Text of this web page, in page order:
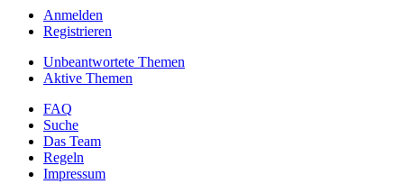
Anmelden
Registrieren
Unbeantwortete Themen
Aktive Themen
FAQ
Suche
Das Team
Regeln
Impressum